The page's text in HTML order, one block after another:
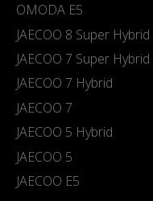
OMODA E5
JAECOO 8 Super Hybrid
JAECOO 7 Super Hybrid
JAECOO 7 Hybrid
JAECOO 7
JAECOO 5 Hybrid
JAECOO 5
JAECOO E5